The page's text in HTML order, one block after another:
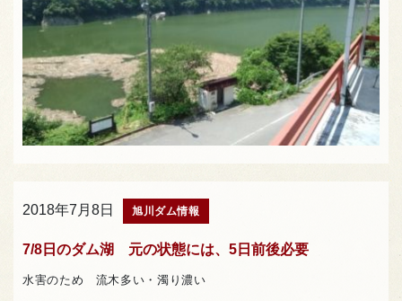
2018年7月8日 旭川ダム情報
7/8日のダム湖 元の状態には、5日前後必要
水害のため 流木多い・濁り濃い